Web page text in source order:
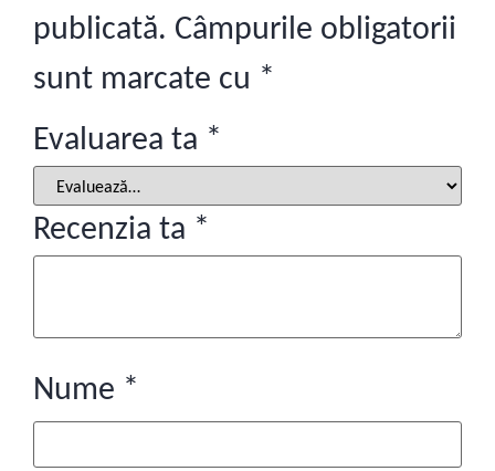
publicată. Câmpurile obligatorii
sunt marcate cu *
Evaluarea ta *
Recenzia ta *
Nume *